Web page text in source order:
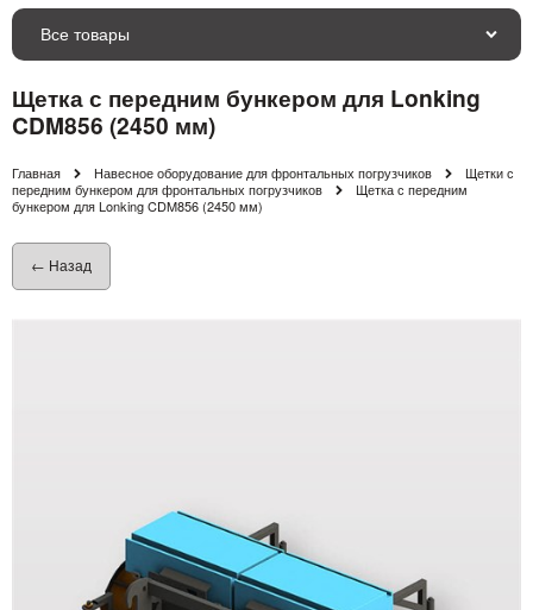
Все товары
Щетка с передним бункером для Lonking
CDM856 (2450 мм)
Главная Навесное оборудование для фронтальных погрузчиков
Щетки с
передним бункером для фронтальных погрузчиков
Щетка с передним
бункером для Lonking CDM856 (2450 мм)
← Назад